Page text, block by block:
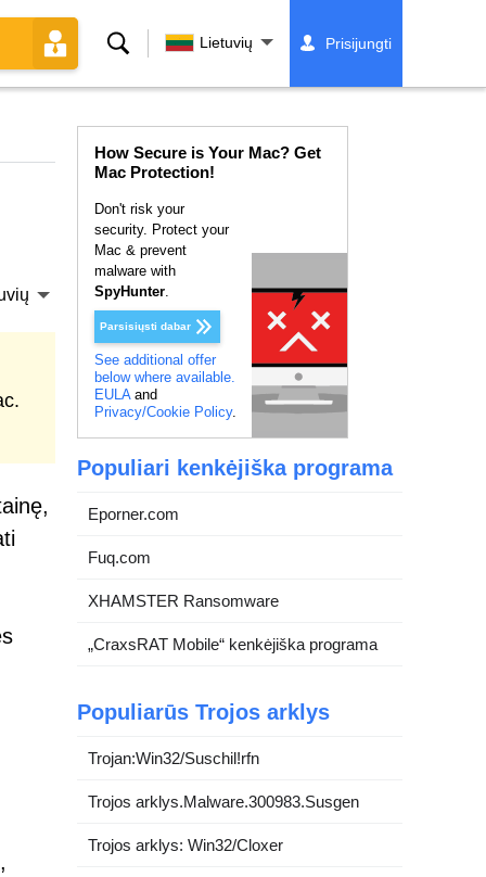
Paieška Lietuvių Prisijungti
How Secure is Your Mac? Get
Mac Protection!
Don't risk your
security. Protect your
Mac & prevent
malware with
SpyHunter.
Parsisiųsti dabar
See additional offer
below where available.
EULAand
Privacy/Cookie Policy.
Populiari kenkėjiška programa
Eporner.com
Fuq.com
XHAMSTER Ransomware
„CraxsRAT Mobile“ kenkėjiška programa
Populiarūs Trojos arklys
Trojan:Win32/Suschil!rfn
Trojos arklys.Malware.300983.Susgen
Trojos arklys: Win32/Cloxer